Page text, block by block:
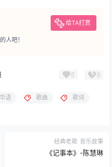
给TA打赏
人吧！
0 0
华语 歌曲 歌词
经典老歌 音乐故事
《记事本》-陈慧琳